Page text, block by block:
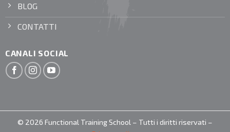
BLOG
CONTATTI
CANALI SOCIAL
© 2026 Functional Training School – Tutti i diritti riservati –